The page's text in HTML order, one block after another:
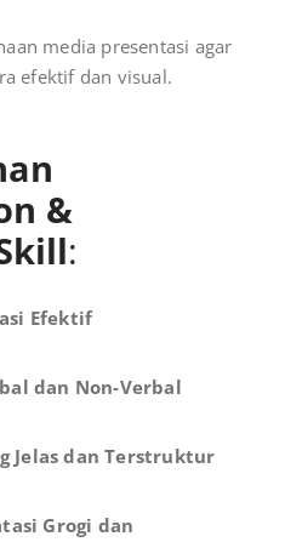
media presentasi agar
efektif dan visual.
&
:
Efektif
dan Non-Verbal
Jelas dan Terstruktur
Grogi dan